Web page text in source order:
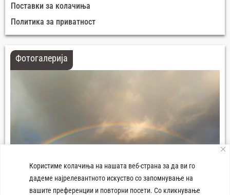
Користиме колачиња на нашата веб-страна за да ви го
дадеме најрелевантното искуство со запомнување на
вашите преференции и повторни посети. Со кликнување
Поставки за колачиња
Политика за приватност
Фотогалерија